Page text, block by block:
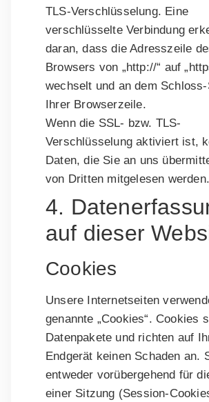
TLS-Verschlüsselung. Eine
verschlüsselte Verbindung
daran, dass die Adresszeile
Browsers von „http://“ auf
wechselt und an dem
Ihrer Browserzeile.
Wenn die SSL- bzw. TLS-
Verschlüsselung aktiviert ist,
Daten, die Sie an uns
von Dritten mitgelesen werden.
4.
auf dieser
Cookies
Unsere Internetseiten
genannte „Cookies“. Cookies
Datenpakete und richten auf
Endgerät keinen Schaden an.
entweder vorübergehend für
einer Sitzung (Session-